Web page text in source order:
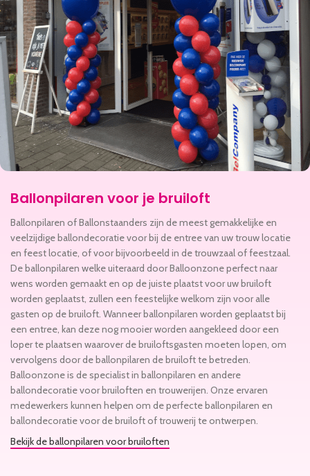
Ballonpilaren voor je bruiloft
Ballonpilaren of Ballonstaanders zijn de meest gemakkelijke en
veelzijdige ballondecoratie voor bij de entree van uw trouw locatie
en feest locatie, of voor bijvoorbeeld in de trouwzaal of feestzaal.
De ballonpilaren welke uiteraard door Balloonzone perfect naar
wens worden gemaakt en op de juiste plaatst voor uw bruiloft
worden geplaatst, zullen een feestelijke welkom zijn voor alle
gasten op de bruiloft. Wanneer ballonpilaren worden geplaatst bij
een entree, kan deze nog mooier worden aangekleed door een
loper te plaatsen waarover de bruiloftsgasten moeten lopen, om
vervolgens door de ballonpilaren de bruiloft te betreden.
Balloonzone is de specialist in ballonpilaren en andere
ballondecoratie voor bruiloften en trouwerijen. Onze ervaren
medewerkers kunnen helpen om de perfecte ballonpilaren en
ballondecoratie voor de bruiloft of trouwerij te ontwerpen.
Bekijk de ballonpilaren voor bruiloften